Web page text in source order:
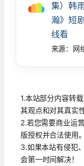
集）韩
瀚》短
线看
来源：网
1.本站部分内容转
其观点和对其真实
2.若您需要商业运
版授权并合法使用。
3.如果本站有侵犯
会第一时间解决！